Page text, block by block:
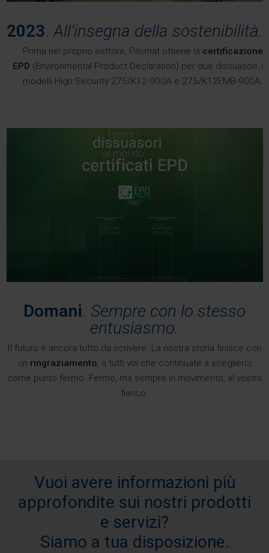
2023.All’insegna della sostenibilità.
Prima nel proprio settore, Pilomat ottiene la certificazione
EPD (Environmental Product Declaration) per due dissuasori: i
modelli High Security 275/K12-900A e 275/K12EMB-900A.
Domani. Sempre con lo stesso
entusiasmo.
Il futuro è ancora tutto da scrivere. La nostra storia finisce con
un ringraziamento, a tutti voi che continuate a sceglierci
come punto fermo. Fermo, ma sempre in movimento, al vostro
fianco.
Vuoi avere informazioni più
approfondite sui nostri prodotti
e servizi?
Siamo a tua disposizione.